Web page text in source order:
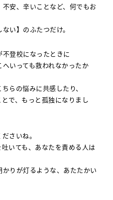
安、辛いことなど、何でもお
い】のふたつだけ。
登校になったときに
いっても救われなかったか
らの悩みに共感したり、
で、もっと孤独になりまし
さいね。
いても、あなたを責める人は
りが灯るような、あたたかい